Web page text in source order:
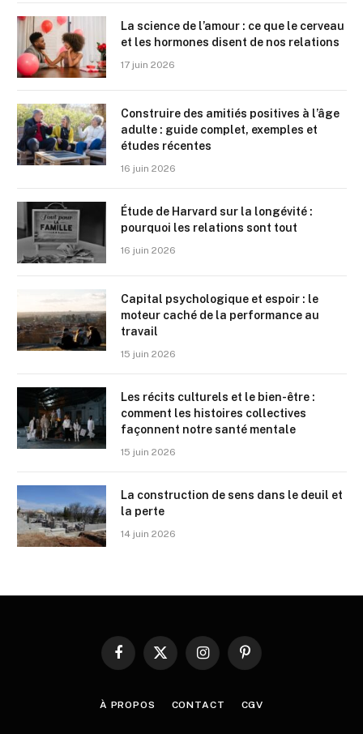
La science de l’amour : ce que le cerveau
et les hormones disent de nos relations
17 juin 2026
Construire des amitiés positives à l’âge
adulte : guide complet, exemples et
études récentes
16 juin 2026
Étude de Harvard sur la longévité :
pourquoi les relations sont tout
16 juin 2026
Capital psychologique et espoir : le
moteur caché de la performance au
travail
15 juin 2026
Les récits culturels et le bien-être :
comment les histoires collectives
façonnent notre santé mentale
15 juin 2026
La construction de sens dans le deuil et
la perte
14 juin 2026
Facebook
X
InstagramPinterest
À PROPOS CONTACT CGV